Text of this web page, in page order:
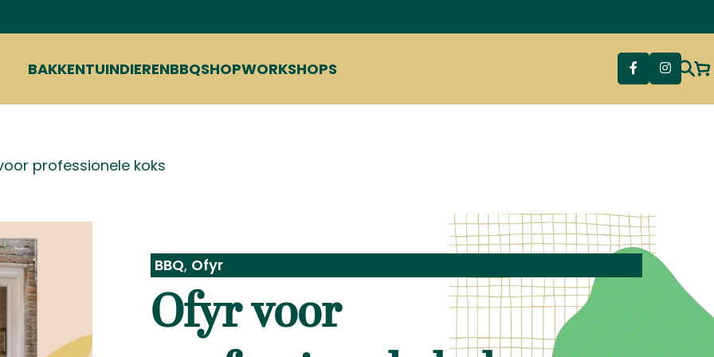
BAKKENTUINDIERENBBQSHOPWORKSHOPS
professionele koks
BBQ, Ofyr
Ofyr voor